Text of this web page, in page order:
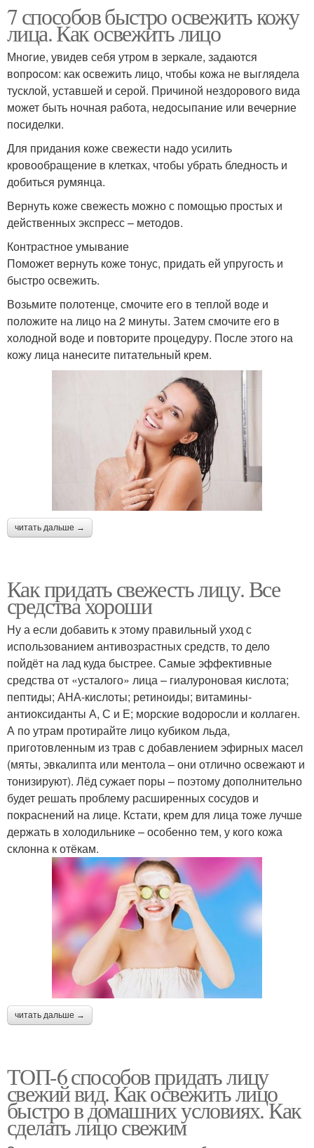
7 способов быстро освежить кожу
лица. Как освежить лицо
Многие, увидев себя утром в зеркале, задаются
вопросом: как освежить лицо, чтобы кожа не выглядела
тусклой, уставшей и серой. Причиной нездорового вида
может быть ночная работа, недосыпание или вечерние
посиделки.
Для придания коже свежести надо усилить
кровообращение в клетках, чтобы убрать бледность и
добиться румянца.
Вернуть коже свежесть можно с помощью простых и
действенных экспресс – методов.
Контрастное умывание
Поможет вернуть коже тонус, придать ей упругость и
быстро освежить.
Возьмите полотенце, смочите его в теплой воде и
положите на лицо на 2 минуты. Затем смочите его в
холодной воде и повторите процедуру. После этого на
кожу лица нанесите питательный крем.
читать дальше →
Как придать свежесть лицу. Все
средства хороши
Ну а если добавить к этому правильный уход с
использованием антивозрастных средств, то дело
пойдёт на лад куда быстрее. Самые эффективные
средства от «усталого» лица – гиалуроновая кислота;
пептиды; АНА-кислоты; ретиноиды; витамины-
антиоксиданты А, С и Е; морские водоросли и коллаген.
А по утрам протирайте лицо кубиком льда,
приготовленным из трав с добавлением эфирных масел
(мяты, эвкалипта или ментола – они отлично освежают и
тонизируют). Лёд сужает поры – поэтому дополнительно
будет решать проблему расширенных сосудов и
покраснений на лице. Кстати, крем для лица тоже лучше
дер­жать в холодильнике – особенно тем, у кого кожа
склонна к отёкам.
читать дальше →
ТОП-6 способов придать лицу
свежий вид. Как освежить лицо
быстро в домашних условиях. Как
сделать лицо свежим